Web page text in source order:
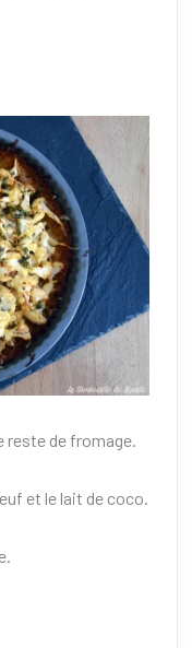
reste de fromage.
et le lait de coco.